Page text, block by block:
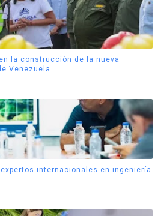
la construcción de la nueva
Venezuela
internacionales en ingeniería